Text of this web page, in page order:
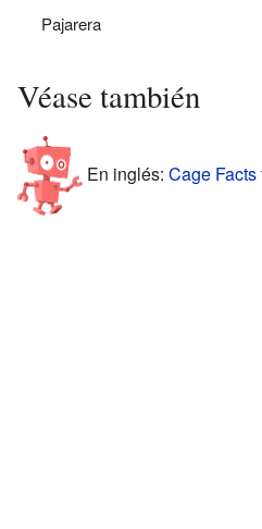
Pajarera
Véase también
En inglés: Cage Facts